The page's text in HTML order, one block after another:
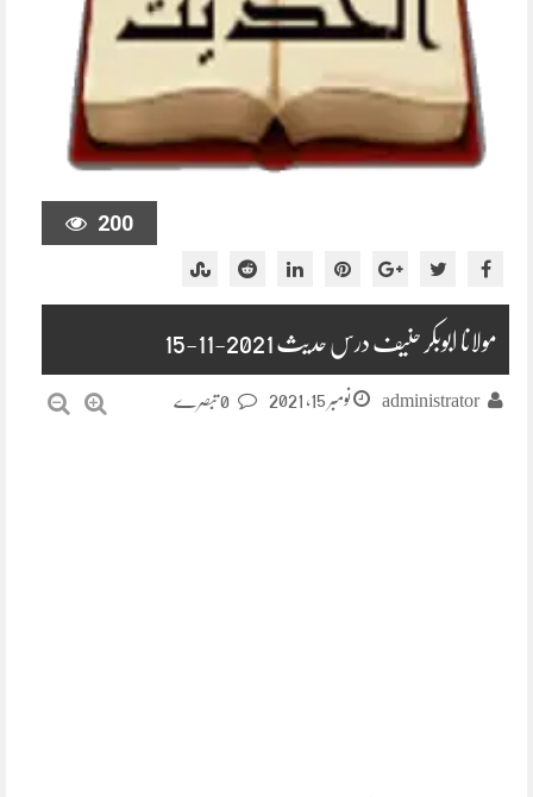
200
مولانا ابوبکر حنیف درس حدیث 2021-11-15
administrator نومبر 15, 2021